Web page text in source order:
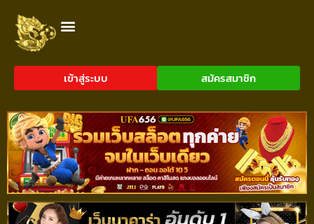
เข้าสู่ระบบ สมัครสมาชิก